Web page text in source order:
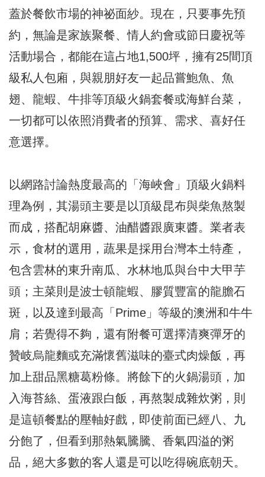
蓋於餐飲市場的神祕面紗。現在，只要事先預
約，無論是家族聚餐、情人約會或節日慶祝等
活動場合，都能在這占地1,500坪，擁有25間頂
級私人包廂，與親朋好友一起品嘗鮑魚、魚
翅、龍蝦、牛排等頂級火鍋套餐或海鮮台菜，
一切都可以依照消費者的預算、需求、喜好任
意選擇。
以網路討論熱度最高的「海峽會」頂級火鍋料
理為例，其湯頭主要是以頂級昆布與柴魚熬製
而成，搭配胡麻醬、油醋醬跟廣東醬。業者表
示，食材的選用，蔬果是採用台灣本土特產，
包含雲林的東升南瓜、水林地瓜與台中大甲芋
頭；主菜則是波士頓龍蝦、膠質豐富的龍膽石
斑，以及達到最高「Prime」等級的澳洲和牛牛
肩；若覺得不夠，還有附餐可選擇清爽彈牙的
贊岐烏龍麵或充滿懷舊滋味的臺式肉燥飯，再
加上甜品黑糖葛粉條。將餘下的火鍋湯頭，加
入海苔絲、蛋液跟白飯，再熬製成雜炊粥，則
是這頓餐點的壓軸好戲，即使前面已經八、九
分飽了，但看到那熱氣騰騰、香氣四溢的粥
品，絕大多數的客人還是可以吃得碗底朝天。